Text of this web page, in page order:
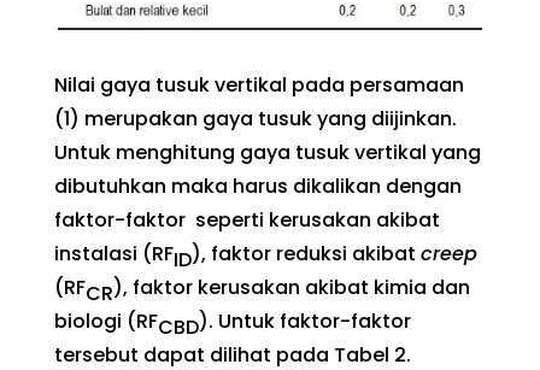
Nilai gaya tusuk vertikal pada persamaan
(1) merupakan gaya tusuk yang diijinkan.
Untuk menghitung gaya tusuk vertikal yang
dibutuhkan maka harus dikalikan dengan
faktor-faktor seperti kerusakan akibat
instalasi (RFID), faktor reduksi akibat creep
(RFCR), faktor kerusakan akibat kimia dan
biologi (RFCBD). Untuk faktor-faktor
tersebut dapat dilihat pada Tabel 2.